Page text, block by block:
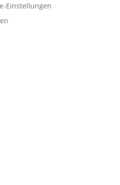
Einstellungen